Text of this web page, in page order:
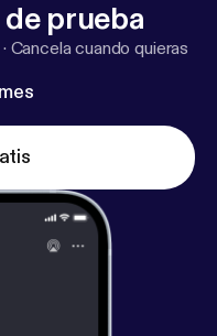
prueba
· Cancela cuando quieras